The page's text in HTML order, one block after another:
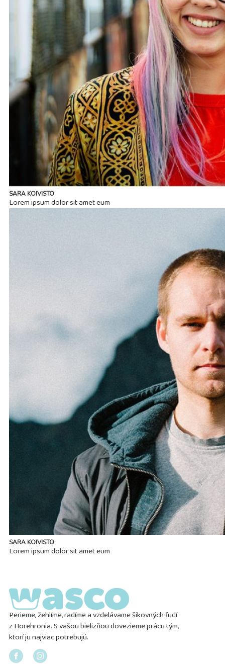
SARA KOIVISTO
Lorem ipsum dolor sit amet eum
SARA KOIVISTO
Lorem ipsum dolor sit amet eum
Perieme, žehlíme, radíme a vzdelávame šikovných ľudí
z Horehronia. S vašou bielizňou dovezieme prácu tým,
ktorí ju najviac potrebujú.